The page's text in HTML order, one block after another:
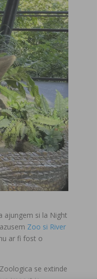
ajungem si la Night
Zoo si River
ar fi fost o
se extinde